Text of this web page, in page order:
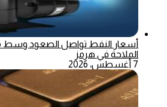
أسعار النفط تواصل الصعود
الملاحة في هرمز
7 أغسطس، 2026